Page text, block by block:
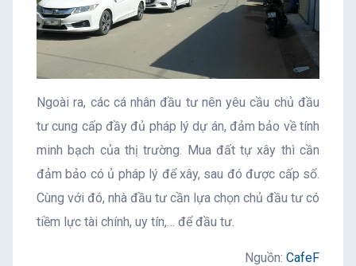
Ngoài ra, các cá nhân đầu tư nên yêu cầu chủ đầu
tư cung cấp đầy đủ pháp lý dự án, đảm bảo về tính
minh bạch của thị trường. Mua đất tự xây thì cần
đảm bảo có ủ pháp lý để xây, sau đó được cấp sổ.
Cùng với đó, nhà đầu tư cần lựa chọn chủ đầu tư có
tiềm lực tài chính, uy tín,… để đầu tư.
Nguồn: CafeF